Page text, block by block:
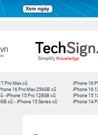
Pro Max cũ
16 Pro Max 256GB cũ
-iPhone 15 Pro 128GB cũ
cũ - iPhone 15 Series cũ
iPhone 16
iPhone 16
iPhone 15
iPhone 14